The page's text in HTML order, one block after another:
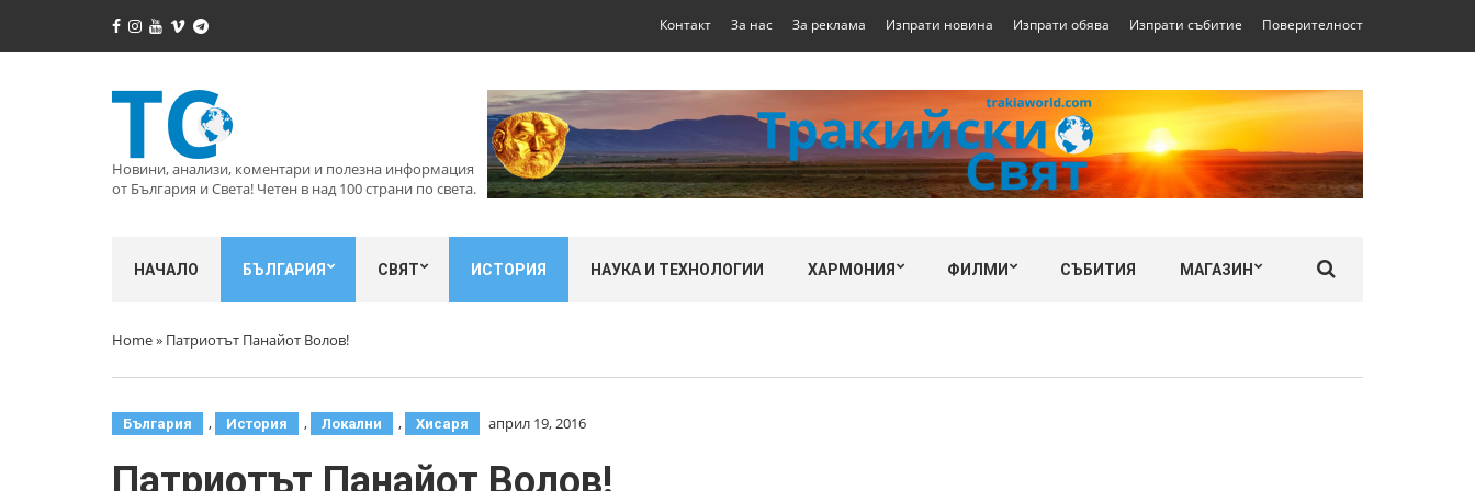
Контакт За нас За реклама Изпрати новина Изпрати обява Изпрати събитие Поверителност
Новини, анализи, коментари и полезна информация
от България и Света! Четен в над 100 страни по света.
НАЧАЛО БЪЛГАРИЯ СВЯТ ИСТОРИЯ НАУКА И ТЕХНОЛОГИИ ХАРМОНИЯ ФИЛМИ СЪБИТИЯ МАГАЗИН
Home» Патриотът Панайот Волов!
България , История , Локални , Хисаря април 19, 2016
Патриотът Панайот Волов!